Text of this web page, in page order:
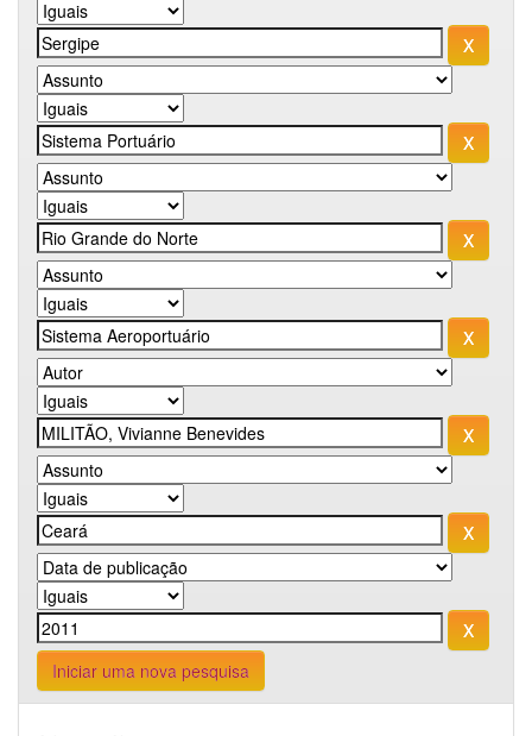
Iniciar uma nova pesquisa